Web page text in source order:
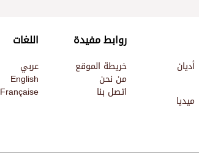
أديان
ميديا
روابط مفيدة
خريطة الموقع
من نحن
اتصل بنا
اللغات
عربي
English
Française